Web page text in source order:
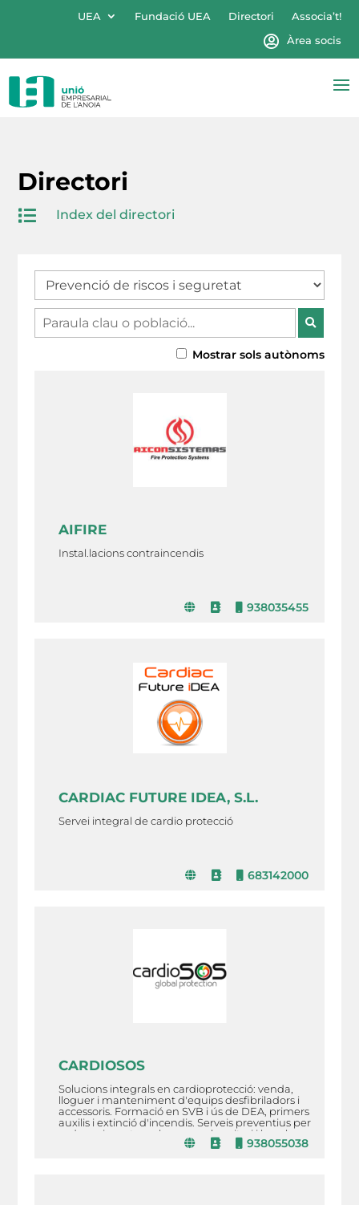
UEA Fundació UEA Directori
Associa’t!
Àrea socis
Directori
 Index del directori
Mostrar sols autònoms
AIFIRE
Instal.lacions contraincendis
938035455
CARDIAC FUTURE IDEA, S.L.
Servei integral de cardio protecció
683142000
CARDIOSOS
Solucions integrals en cardioprotecció: venda,
lloguer i manteniment d'equips desfibriladors i
accessoris. Formació en SVB i ús de DEA, primers
auxilis i extinció d'incendis. Serveis preventius per
esdeveniments amb personal sanitari i bombers.
938055038